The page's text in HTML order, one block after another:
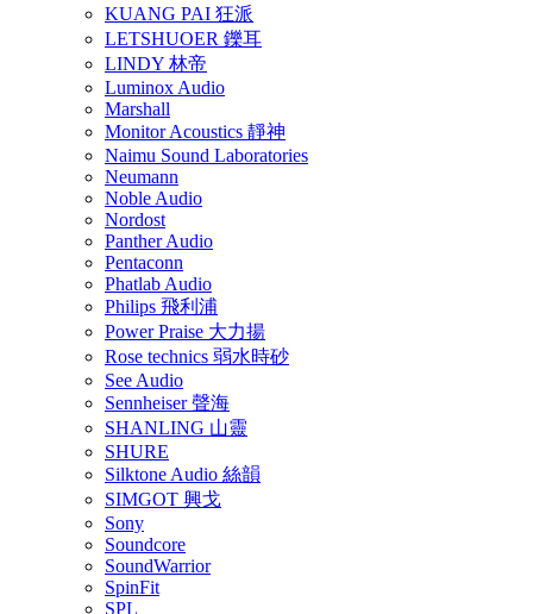
KUANG PAI 狂派
LETSHUOER 鑠耳
LINDY 林帝
Luminox Audio
Marshall
Monitor Acoustics 靜神
Naimu Sound Laboratories
Neumann
Noble Audio
Nordost
Panther Audio
Pentaconn
Phatlab Audio
Philips 飛利浦
Power Praise 大力揚
Rose technics 弱水時砂
See Audio
Sennheiser 聲海
SHANLING 山靈
SHURE
Silktone Audio 絲韻
SIMGOT 興戈
Sony
Soundcore
SoundWarrior
SpinFit
SPL